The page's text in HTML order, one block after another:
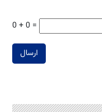
0 + 0 =
ارسال